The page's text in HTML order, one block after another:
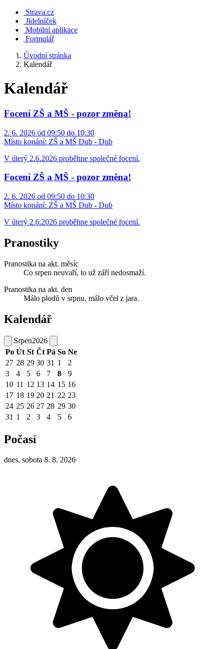
Strava.cz
Jídelníček
Mobilní aplikace
Formulář
Úvodní stránka
Kalendář
Kalendář
Focení ZŠ a MŠ - pozor změna!
2. 6. 2026 od 09:50 do 10:30
Místo konání: ZŠ a MŠ Dub - Dub
V úterý 2.6.2026 proběhne společné focení.
Focení ZŠ a MŠ - pozor změna!
2. 6. 2026 od 09:50 do 10:30
Místo konání: ZŠ a MŠ Dub - Dub
V úterý 2.6.2026 proběhne společné focení.
Pranostiky
Pranostika na akt. měsíc
Co srpen neuvaří, to už září nedosmaží.
Pranostika na akt. den
Málo plodů v srpnu, málo včel z jara.
Kalendář
Srpen2026
Po Út St Čt Pá So Ne
27 28 29 30 31 1
2
3
4 5 6 7 8
9
10 11 12 13 14 15 16
17 18 19 20 21 22 23
24 25 26 27 28 29 30
31 1 2 3 4 5 6
Počasí
dnes, sobota 8. 8. 2026